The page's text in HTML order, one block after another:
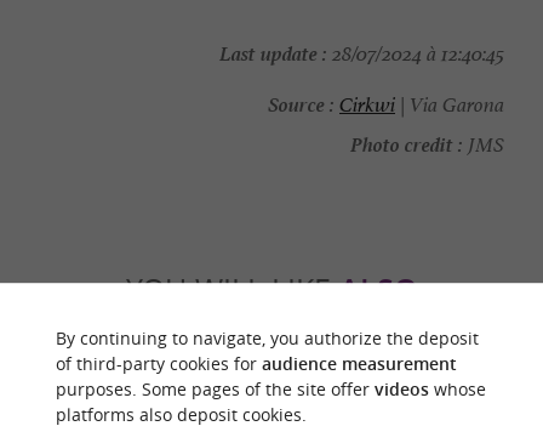
Last update : 28/07/2024 à 12:40:45
Source : Cirkwi | Via Garona
Photo credit : JMS
YOU WILL LIKEALSO
Discover Information Accommodation
By continuing to navigate, you authorize the deposit
of third-party cookies for audience measurement
purposes. Some pages of the site offer videoswhose
platforms also deposit cookies.